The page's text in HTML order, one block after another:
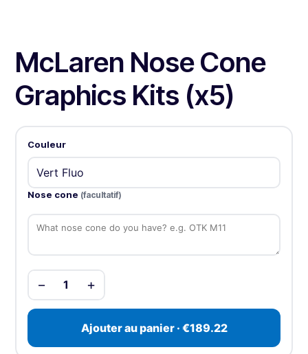
McLaren Nose Cone
Graphics Kits (x5)
Couleur
Nose cone (facultatif)
− 1 +
Ajouter au panier · €189.22